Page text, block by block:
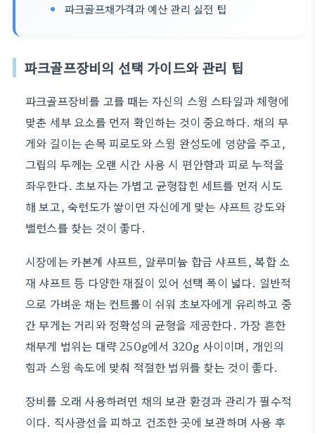
파크골프채가격과 예산 관리 실전 팁
파크골프장비의 선택 가이드와 관리 팁
파크골프장비를 고를 때는 자신의 스윙 스타일과 체형에
맞춘 세부 요소를 먼저 확인하는 것이 중요하다. 채의 무
게와 길이는 손목 피로도와 스윙 완성도에 영향을 주고,
그립의 두께는 오랜 시간 사용 시 편안함과 피로 누적을
좌우한다. 초보자는 가볍고 균형잡힌 세트를 먼저 시도
해 보고, 숙련도가 쌓이면 자신에게 맞는 샤프트 강도와
밸런스를 찾는 것이 좋다.
시장에는 카본계 샤프트, 알루미늄 합금 샤프트, 복합 소
재 샤프트 등 다양한 재질이 있어 선택 폭이 넓다. 일반적
으로 가벼운 채는 컨트롤이 쉬워 초보자에게 유리하고 중
간 무게는 거리와 정확성의 균형을 제공한다. 가장 흔한
채무게 범위는 대략 250g에서 320g 사이이며, 개인의
힘과 스윙 속도에 맞춰 적절한 범위를 찾는 것이 좋다.
장비를 오래 사용하려면 채의 보관 환경과 관리가 필수적
이다. 직사광선을 피하고 건조한 곳에 보관하며 사용 후